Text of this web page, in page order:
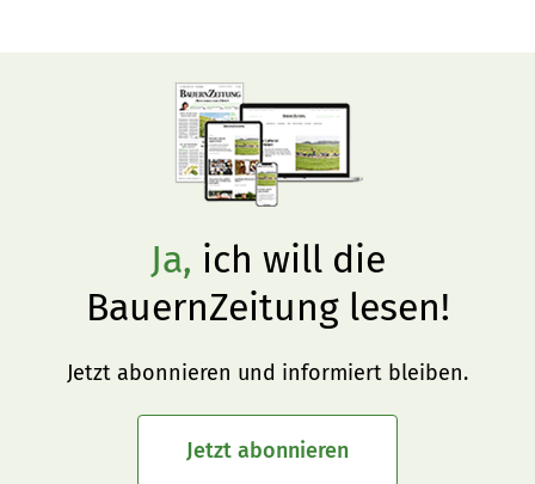
Ja, ich will die
BauernZeitung lesen!
Jetzt abonnieren und informiert bleiben.
Jetzt abonnieren